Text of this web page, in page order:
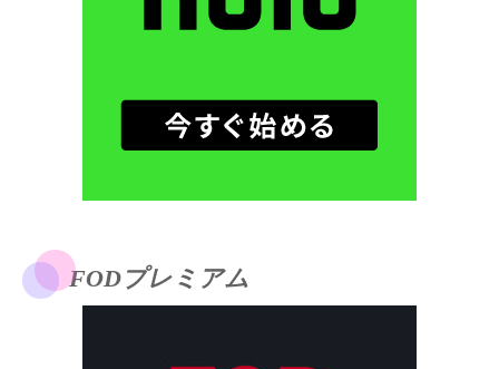
FODプレミアム